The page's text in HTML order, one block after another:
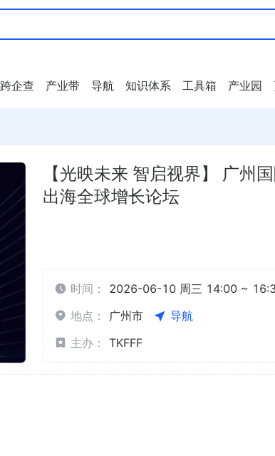
跨企查 产业带 导航 知识体系 工具箱 产业园
【光映未来 智启视界】 广州
出海全球增长论坛
时间：
2026-06-10 周三 14:00 ~
地点：
广州市
导航
主办：
TKFFF